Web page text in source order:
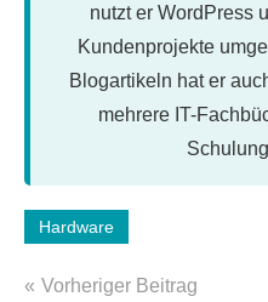
nutzt er WordPress
Kundenprojekte
Blogartikeln hat er
mehrere IT-
Hardware
Beitragsnavigation
Vorheriger Beitrag